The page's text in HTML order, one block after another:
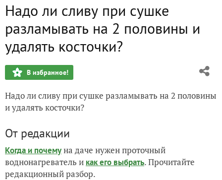
Надо ли сливу при сушке
разламывать на 2 половины и
удалять косточки?
В избранное!
Надо ли сливу при сушке разламывать на 2 половины
и удалять косточки?
От редакции
Когда и почемуна даче нужен проточный
воднонагреватель и как его выбрать. Прочитайте
редакционный разбор.